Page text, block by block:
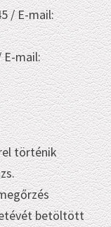
/ E-mail:
E-mail:
történik
betöltött